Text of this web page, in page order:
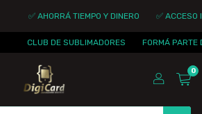
✅ AHORRÁ TIEMPO Y DINERO ✅ ACCESO
CLUB DE SUBLIMADORES FORMÁ PARTE DE LA
0